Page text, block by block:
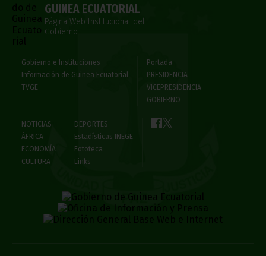
GUINEA ECUATORIAL
Página Web Institucional del
Gobierno
Gobierno e Instituciones
Información de Guinea Ecuatorial
TVGE
Portada
PRESIDENCIA
VICEPRESIDENCIA
GOBIERNO
NOTICIAS
ÁFRICA
ECONOMÍA
CULTURA
DEPORTES
Estadísticas INEGE
Fototeca
Links